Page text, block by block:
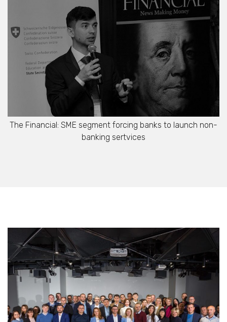
The Financial: SME segment forcing banks to launch non-
banking sertvices